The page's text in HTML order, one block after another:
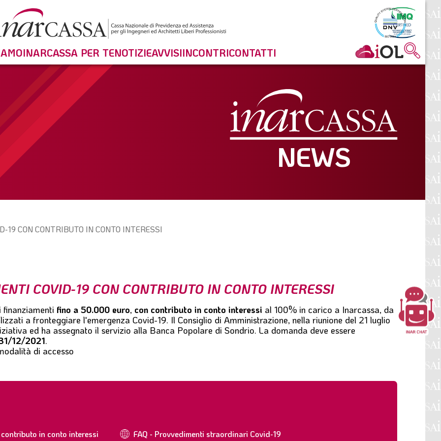
INARCASSA PER TENOTIZIEAVVISIINCONTRICONTATTI
NEWS
CON CONTRIBUTO IN CONTO INTERESSI
COVID-19 CON CONTRIBUTO IN CONTO INTERESSI
fino a 50.000 euro, con contributo in conto interessi al 100% in carico a Inarcassa, da
a fronteggiare l'emergenza Covid-19. Il Consiglio di Amministrazione, nella riunione del 21 luglio
ed ha assegnato il servizio alla Banca Popolare di Sondrio. La domanda deve essere
12/2021.
di accesso
in conto interessi FAQ - Provvedimenti straordinari Covid-19